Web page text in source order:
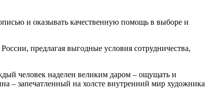
и оказывать качественную помощь в выборе и
предлагая выгодные условия сотрудничества,
человек наделен великим даром – ощущать и
– запечатленный на холсте внутренний мир художника